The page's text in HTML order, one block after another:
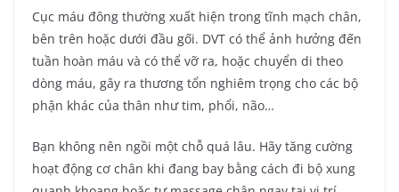
Cục máu đông thường xuất hiện trong tĩnh mạch chân,
bên trên hoặc dưới đầu gối. DVT có thể ảnh hưởng đến
tuần hoàn máu và có thể vỡ ra, hoặc chuyển di theo
dòng máu, gây ra thương tổn nghiêm trọng cho các bộ
phận khác của thân như tim, phổi, não…
Bạn không nên ngồi một chỗ quá lâu. Hãy tăng cường
hoạt động cơ chân khi đang bay bằng cách đi bộ xung